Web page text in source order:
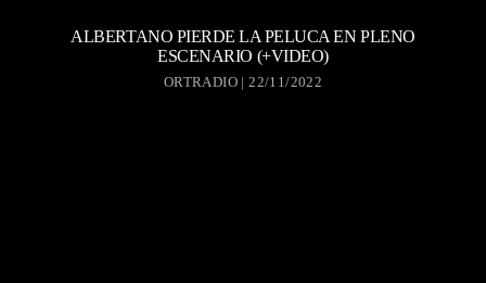
ALBERTANO PIERDE LA PELUCA EN PLENO
ESCENARIO (+VIDEO)
ORTRADIO | 22/11/2022